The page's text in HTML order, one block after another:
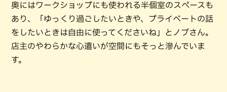
奥にはワークショップにも使われる半個室のスペースも
あり、「ゆっくり過ごしたいときや、プライベートの話
をしたいときは自由に使ってくださいね」とノブさん。
店主のやわらかな心遣いが空間にもそっと滲んでいま
す。